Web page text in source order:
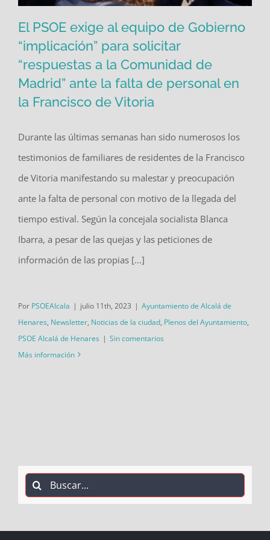
El PSOE exige al equipo de Gobierno
“implicación” para solicitar “respuestas
a la Comunidad de Madrid” ante la
Vitoria
El PSOE exige al equipo de Gobierno
“implicación” para solicitar
“respuestas a la Comunidad de
Madrid” ante la falta de personal en
la Francisco de Vitoria
Durante las últimas semanas han sido numerosos los
testimonios de familiares de residentes de la Francisco
de Vitoria manifestando su malestar y preocupación
ante la falta de personal con motivo de la llegada del
tiempo estival. Según la concejala socialista Blanca
Ibarra, a pesar de las quejas y las peticiones de
información de las propias [...]
Por PSOEAlcala | julio 11th, 2023 | Ayuntamiento de Alcalá de
Henares, Newsletter, Noticias de la ciudad, Plenos del Ayuntamiento,
PSOE Alcalá de Henares | Sin comentarios
Más información
Buscar: